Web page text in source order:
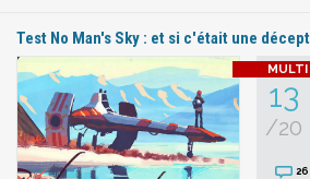
Test No Man's Sky : et si c'était une
13
/20
26